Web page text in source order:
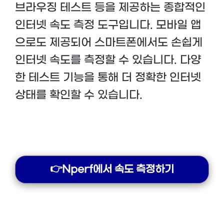
브라우징 테스트 등을 제공하는 종합적인
인터넷 속도 측정 도구입니다. 모바일 앱
으로도 제공되어 스마트폰에서도 손쉽게
인터넷 속도를 측정할 수 있습니다. 다양
한 테스트 기능을 통해 더 정확한 인터넷
상태를 확인할 수 있습니다.
👉Nperf에서 속도 측정하기